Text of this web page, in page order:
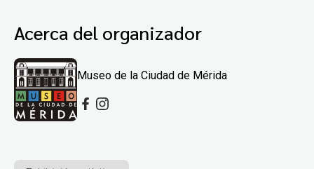
Acerca del organizador
Museo de la Ciudad de Mérida